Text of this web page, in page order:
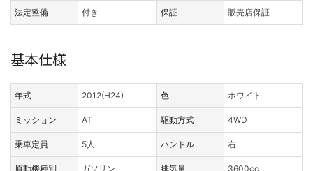
法定整備 付き 保証 販売店保証
基本仕様
年式 2012(H24) 色 ホワイト
ミッション AT 駆動方式 4WD
乗車定員 5人 ハンドル 右
原動機種別 ガソリン 排気量 3600cc